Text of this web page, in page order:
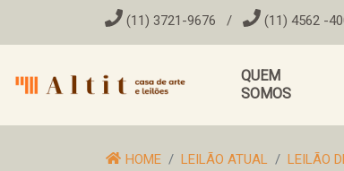
(11) 3721-9676 / (11) 4562 -
QUEM
SOMOS
HOME LEILÃO ATUAL LEILÃO